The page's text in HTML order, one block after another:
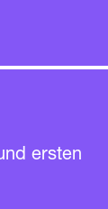
ersten